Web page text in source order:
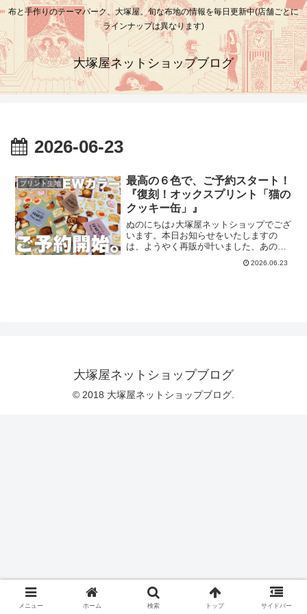
布と手作りのテーマパーク、大塚屋。旬な布地の情報を毎日更新中(店舗ごとに
ラインナップは異なります)
大塚屋ネットショップブログ
2026-06-23
プリント生地
最高の６色で、ご予約スタート！
『復刻！オックスプリント「猫の
クッキー缶」』
ぬのにちは♪大塚屋ネットショップでござ
います。本日お知らせをいたしますの
は、ようやく再販が叶いました、あの
「布」についてです。あの布とは・・・
＼ この布です！ ／＼ この布で
に「復刻！猫のクッキー缶」として蘇
り、大塚屋ネットショップにてご予約受
付を開始したのです。ご覧ください。復
刻をいたしましたのは、こちらの３色で
2026.06.23
大塚屋ネットショップブログ
© 2018 大塚屋ネットショップブログ.
メニュー ホーム 検索 トップ サイドバー